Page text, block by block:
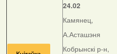
24.02
Камянец,
А.Асташэня
Кобрынскі р-н,